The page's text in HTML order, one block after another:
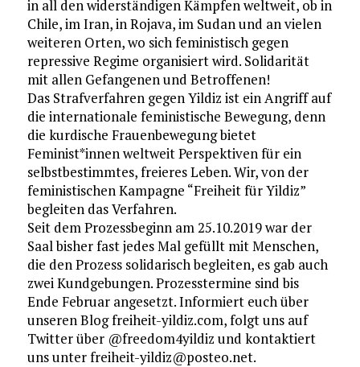
in all den widerständigen Kämpfen weltweit, ob in
Chile, im Iran, in Rojava, im Sudan und an vielen
weiteren Orten, wo sich feministisch gegen
repressive Regime organisiert wird. Solidarität
mit allen Gefangenen und Betroffenen!
Das Strafverfahren gegen Yildiz ist ein Angriff auf
die internationale feministische Bewegung, denn
die kurdische Frauenbewegung bietet
Feminist*innen weltweit Perspektiven für ein
selbstbestimmtes, freieres Leben. Wir, von der
feministischen Kampagne “Freiheit für Yildiz”
begleiten das Verfahren.
Seit dem Prozessbeginn am 25.10.2019 war der
Saal bisher fast jedes Mal gefüllt mit Menschen,
die den Prozess solidarisch begleiten, es gab auch
zwei Kundgebungen. Prozesstermine sind bis
Ende Februar angesetzt. Informiert euch über
unseren Blog freiheit-yildiz.com, folgt uns auf
Twitter über @freedom4yildiz und kontaktiert
uns unter freiheit-yildiz@posteo.net.